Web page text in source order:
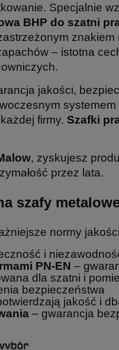
Specjalnie
BHP do szatni
– istotna
jakości,
firmy. Szafki
, zyskujesz
przez lata.
szafy
normy
i
PN-EN –
dla szatni i
bezpieczeństwa
jakość i
– gwarancja